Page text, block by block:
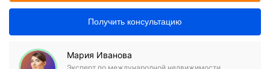
Получить консультацию
Мария Иванова
Эксперт по международной недвижимости